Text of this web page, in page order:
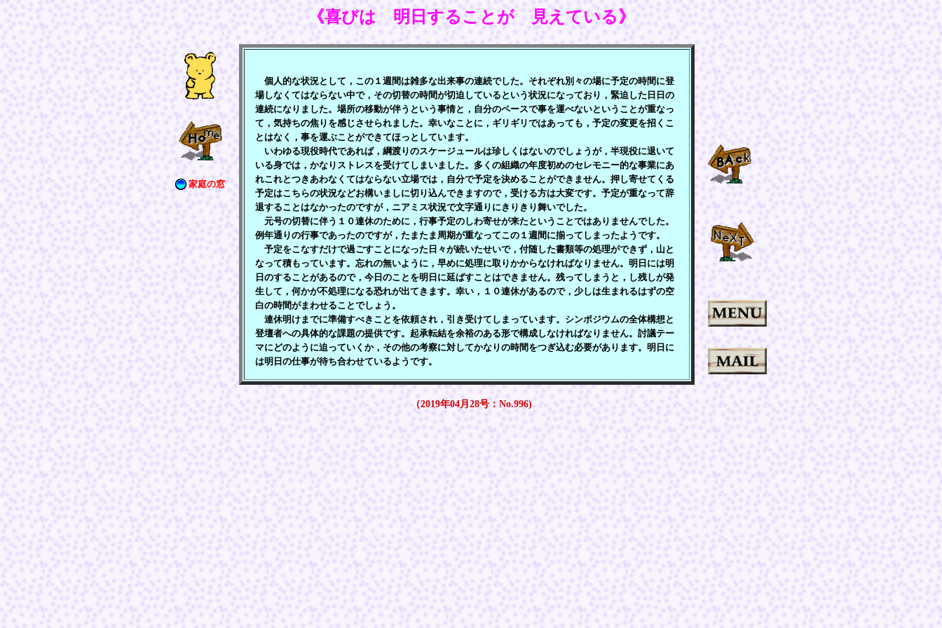
《喜びは 明日することが 見えている》
家庭の窓
個人的な状況として，この１週間は雑多な出来事の連続でした。それぞれ別々の場に予定の時間に登
場しなくてはならない中で，その切替の時間が切迫しているという状況になっており，緊迫した日日の
連続になりました。場所の移動が伴うという事情と，自分のペースで事を運べないということが重なっ
て，気持ちの焦りを感じさせられました。幸いなことに，ギリギリではあっても，予定の変更を招くこ
とはなく，事を運ぶことができてほっとしています。
いわゆる現役時代であれば，綱渡りのスケージュールは珍しくはないのでしょうが，半現役に退いて
いる身では，かなりストレスを受けてしまいました。多くの組織の年度初めのセレモニー的な事業にあ
れこれとつきあわなくてはならない立場では，自分で予定を決めることができません。押し寄せてくる
予定はこちらの状況などお構いましに切り込んできますので，受ける方は大変です。予定が重なって辞
退することはなかったのですが，ニアミス状況で文字通りにきりきり舞いでした。
元号の切替に伴う１０連休のために，行事予定のしわ寄せが来たということではありませんでした。
例年通りの行事であったのですが，たまたま周期が重なってこの１週間に揃ってしまったようです。
予定をこなすだけで過ごすことになった日々が続いたせいで，付随した書類等の処理ができず，山と
なって積もっています。忘れの無いように，早めに処理に取りかからなければなりません。明日には明
日のすることがあるので，今日のことを明日に延ばすことはできません。残ってしまうと，し残しが発
生して，何かが不処理になる恐れが出てきます。幸い，１０連休があるので，少しは生まれるはずの空
白の時間がまわせることでしょう。
連休明けまでに準備すべきことを依頼され，引き受けてしまっています。シンポジウムの全体構想と
登壇者への具体的な課題の提供です。起承転結を余裕のある形で構成しなければなりません。討議テー
マにどのように迫っていくか，その他の考察に対してかなりの時間をつぎ込む必要があります。明日に
は明日の仕事が待ち合わせているようです。
（2019年04月28号：No.996)